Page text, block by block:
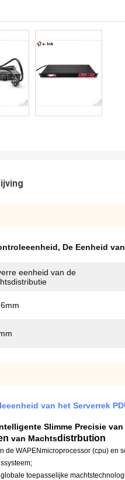
, De Eenheid
eenheid van de
van het Serverrek
Slimme Precisie
van Machtsdistrbution
de WAPENmicroprocessor (cpu) en
toepasselijke